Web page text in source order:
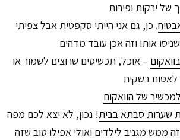
של ירקות ופירות
. כן, גם אני הייתי סקפטית אבל צפיתי
אותו וזה אכן עובד מדהים
– אוכל, תכשיטים שרוצים לשמור או
לאטום בשקית
של הוואקום
שערות סבתא בבית! נכון, לא יצא לכם מפה
ממש מגניב לילדים ואולי אפילו טוב שזה